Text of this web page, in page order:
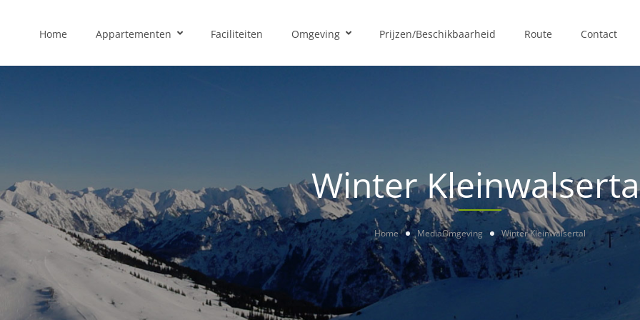
Home Appartementen Faciliteiten Omgeving Prijzen/Beschikbaarheid Route Contact
Winter
Home MediaOmgeving Winter Kleinwalsertal